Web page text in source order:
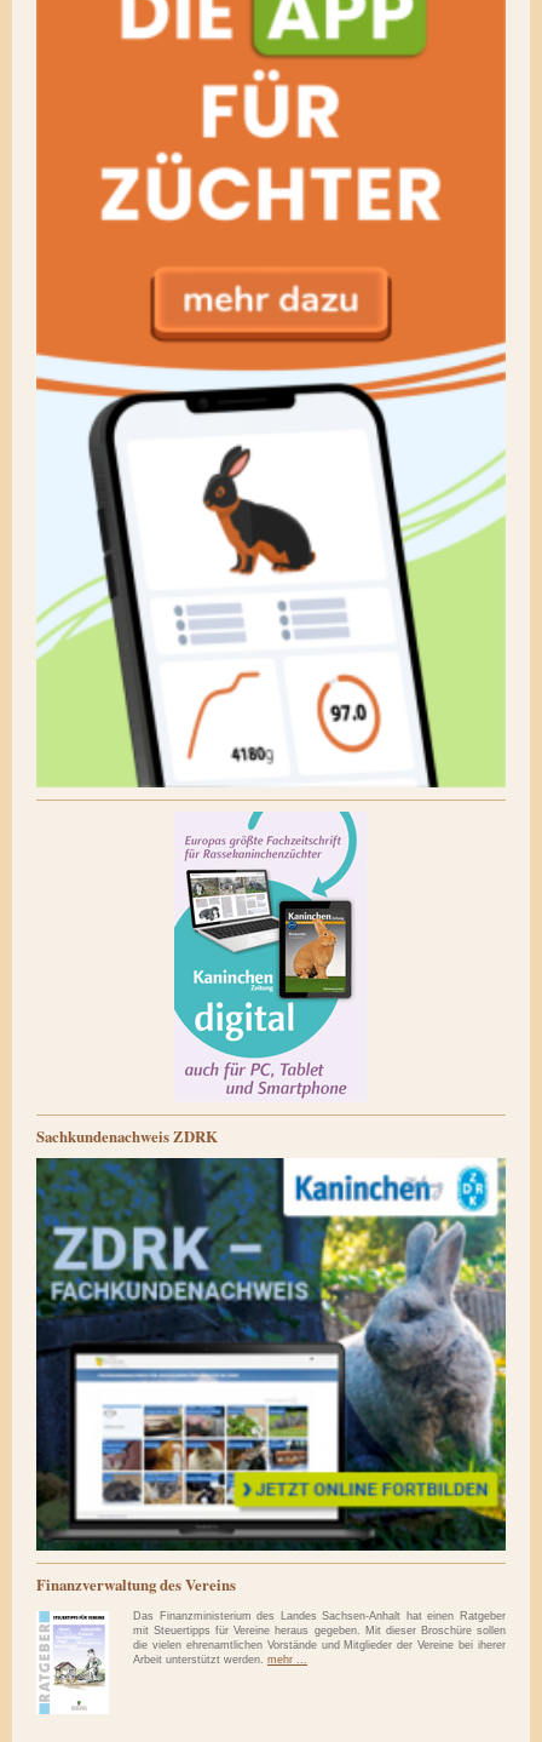
Sachkundenachweis ZDRK
Finanzverwaltung des Vereins
Das Finanzministerium des Landes Sachsen-Anhalt hat einen Ratgeber
mit Steuertipps für Vereine heraus gegeben. Mit dieser Broschüre sollen
die vielen ehrenamtlichen Vorstände und Mitglieder der Vereine bei iherer
Arbeit unterstützt werden. mehr ...